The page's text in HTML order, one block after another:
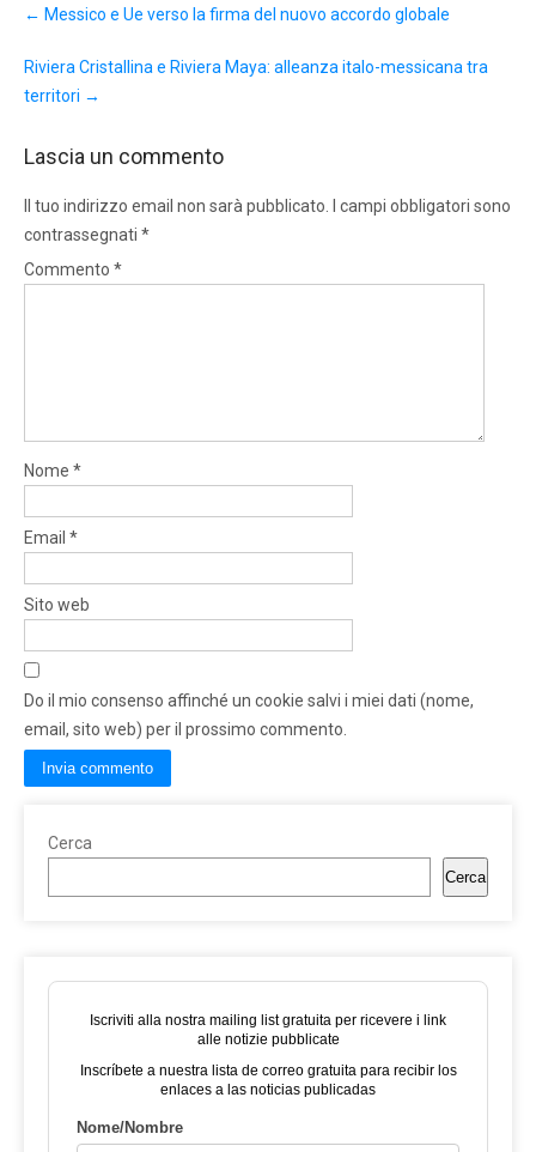
navigation
← Messico e Ue verso la firma del nuovo accordo globale
Riviera Cristallina e Riviera Maya: alleanza italo-messicana tra
territori →
Lascia un commento
Il tuo indirizzo email non sarà pubblicato.
I campi obbligatori sono
contrassegnati *
Commento *
Nome *
Email *
Sito web
Do il mio consenso affinché un cookie salvi i miei dati (nome,
email, sito web) per il prossimo commento.
Cerca
Cerca
Iscriviti alla nostra mailing list gratuita per ricevere i link
alle notizie pubblicate
Inscríbete a nuestra lista de correo gratuita para recibir los
enlaces a las noticias publicadas
Nome/Nombre